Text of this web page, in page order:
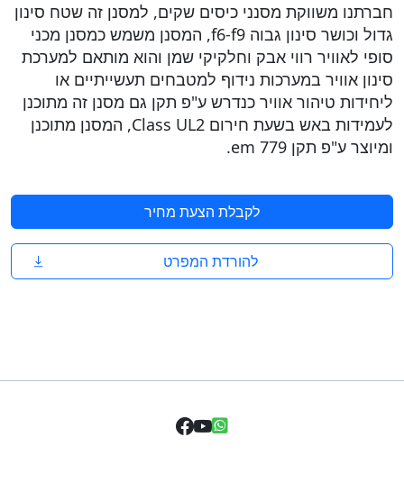
חברתנו משווקת מסנני כיסים שקים, למסנן זה שטח סינון
גדול וכושר סינון גבוה f6-f9, המסנן משמש כמסנן מכני
סופי לאוויר רווי אבק וחלקיקי שמן והוא מותאם למערכת
סינון אוויר במערכות נידוף למטבחים תעשייתיים או
ליחידות טיהור אוויר כנדרש ע"פ תקן גם מסנן זה מתוכנן
לעמידות באש בשעת חירום Class UL2, המסנן מתוכנן
ומיוצר ע"פ תקן em 779.
לקבלת הצעת מחיר
להורדת המפרט